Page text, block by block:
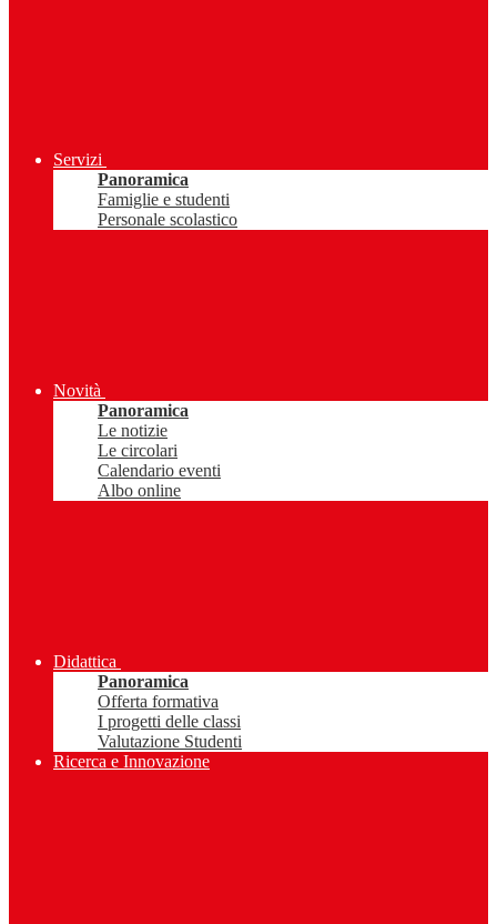
Servizi
Panoramica
Famiglie e studenti
Personale scolastico
Novità
Panoramica
Le notizie
Le circolari
Calendario eventi
Albo online
Didattica
Panoramica
Offerta formativa
I progetti delle classi
Valutazione Studenti
Ricerca e Innovazione